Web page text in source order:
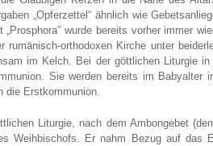
„Opferzettel“ ähnlich wie
wurde bereits vorher immer
rumänisch-orthodoxen Kirche unter
im Kelch. Bei der göttlichen Liturgie
Sie werden bereits im Babyalter
die Erstkommunion.
Liturgie, nach dem Ambongebet
Weihbischofs. Er nahm Bezug auf das